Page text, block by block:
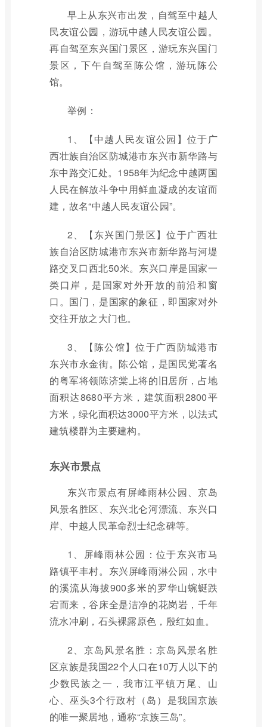
早上从东兴市出发，自驾至中越人
民友谊公园，游玩中越人民友谊公园。
再自驾至东兴国门景区，游玩东兴国门
景区，下午自驾至陈公馆，游玩陈公
馆。
举例：
1、【中越人民友谊公园】位于广
西壮族自治区防城港市东兴市新华路与
东中路交汇处。1958年为纪念中越两国
人民在解放斗争中用鲜血凝成的友谊而
建，故名“中越人民友谊公园”。
2、【东兴国门景区】位于广西壮
族自治区防城港市东兴市新华路与河堤
路交叉口西北50米。东兴口岸是国家一
类口岸，是国家对外开放的前沿和窗
口。国门，是国家的象征，即国家对外
交往开放之大门也。
3、【陈公馆】位于广西防城港市
东兴市永金街。陈公馆，是国民党著名
的粤军将领陈济棠上将的旧居所，占地
面积达8680平方米，建筑面积2800平
方米，绿化面积达3000平方米，以法式
建筑楼群为主要建构。
东兴市景点
东兴市景点有屏峰雨林公园、京岛
风景名胜区、东兴北仑河漂流、东兴口
岸、中越人民革命烈士纪念碑等。
1、屏峰雨林公园：位于东兴市马
路镇平丰村。东兴屏峰雨淋公园，水中
的溪流从海拔900多米的罗华山蜿蜒跌
宕而来，谷床全是洁净的花岗岩，千年
流水冲刷，石头裸露原色，殷红如血。
2、京岛风景名胜：京岛风景名胜
区京族是我国22个人口在10万人以下的
少数民族之一，我市江平镇万尾、山
心、巫头3个行政村（岛）是我国京族
的唯一聚居地，通称“京族三岛”。